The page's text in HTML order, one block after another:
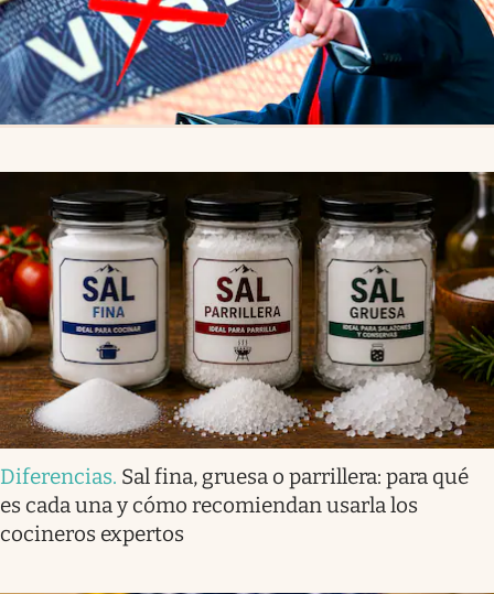
Diferencias. Sal fina, gruesa o parrillera: para qué
es cada una y cómo recomiendan usarla los
cocineros expertos